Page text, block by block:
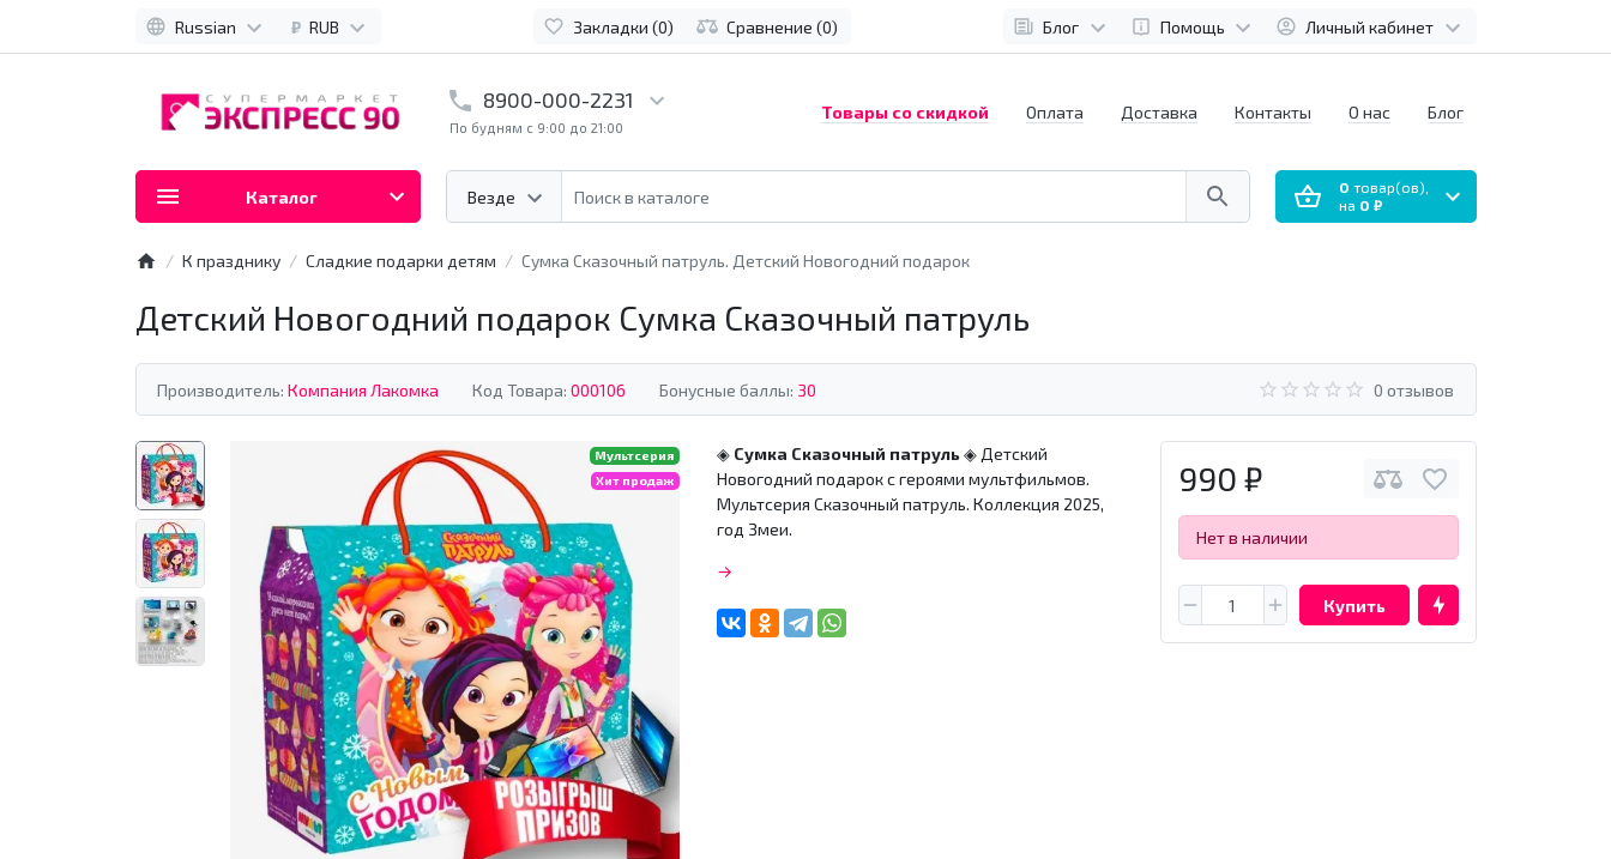
Russian ₽ RUB Закладки (0) Сравнение (0) Блог Помощь Личный кабинет
8900-000-2231
По будням с 9:00 до 21:00
Везде
Товары со скидкой Оплата Доставка Контакты О нас Блог
0 товар(ов),
на 0 ₽
Каталог
К празднику Сладкие подарки детям Сумка Сказочный патруль. Детский Новогодний подарок
Детский Новогодний подарок Сумка Сказочный патруль
Производитель: Компания Лакомка Код Товара: 000106 Бонусные баллы: 30 0 отзывов
Мультсерия
Хит продаж
990 ₽
Нет в наличии
Купить
◈ Сумка Сказочный патруль◈ Детский
Новогодний подарок с героями мультфильмов.
Мультсерия Сказочный патруль. Коллекция 2025,
год Змеи.
→